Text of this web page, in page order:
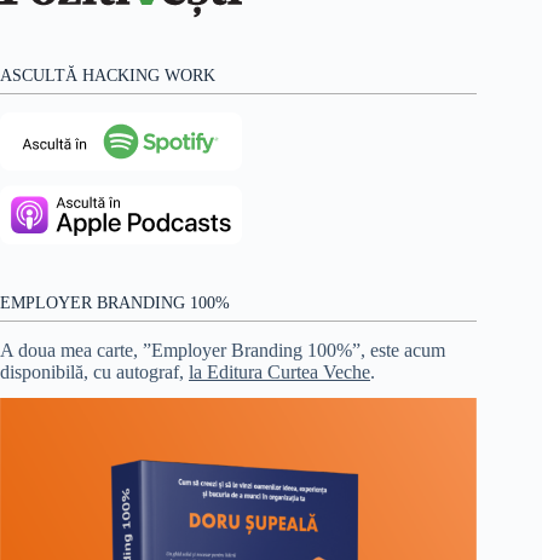
ASCULTĂ HACKING WORK
EMPLOYER BRANDING 100%
A doua mea carte, ”Employer Branding 100%”, este acum
disponibilă, cu autograf, la Editura Curtea Veche.